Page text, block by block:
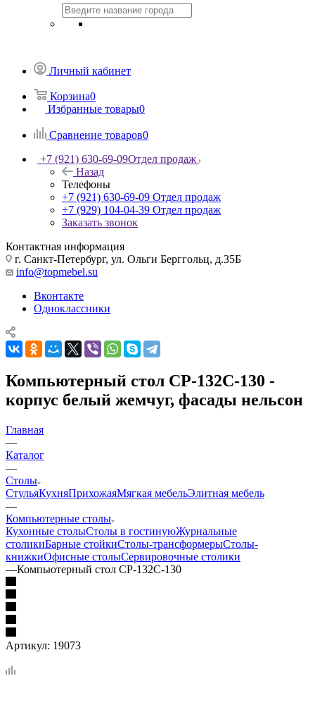
Личный кабинет
Корзина0
Избранные товары0
Сравнение товаров0
+7 (921) 630-69-09Отдел продаж
Назад
Телефоны
+7 (921) 630-69-09 Отдел продаж
+7 (929) 104-04-39 Отдел продаж
Заказать звонок
Контактная информация
г. Санкт-Петербург, ул. Ольги Берггольц, д.35Б
info@topmebel.su
Вконтакте
Одноклассники
Компьютерный стол СР-132С-130 -
корпус белый жемчуг, фасады нельсон
Главная
—
Каталог
—
Столы
СтульяКухняПрихожаяМягкая мебельЭлитная мебель
—
Компьютерные столы
Кухонные столыСтолы в гостинуюЖурнальные
столикиБарные стойкиСтолы-трансформерыСтолы-
книжкиОфисные столыСервировочные столики
—Компьютерный стол СР-132С-130
Артикул: 19073